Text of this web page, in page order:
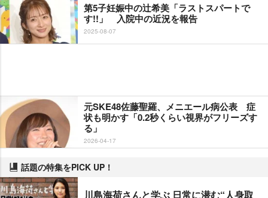
第5子妊娠中の辻希美「ラストスパートで
す!!」 入院中の近況を報告
2025-08-07
元SKE48佐藤聖羅、メニエール病公表 症
状も明かす「0.2秒くらい視界がフリーズす
る」
2026-04-17
話題の特集をPICK UP！
川島海荷さんと学ぶ 日常に潜む“人身取